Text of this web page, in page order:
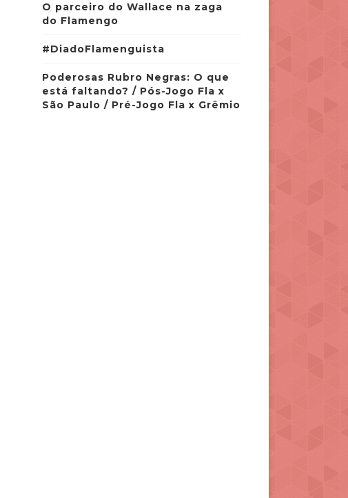
O parceiro do Wallace na zaga
do Flamengo
#DiadoFlamenguista
Poderosas Rubro Negras: O que
está faltando? / Pós-Jogo Fla x
São Paulo / Pré-Jogo Fla x Grêmio